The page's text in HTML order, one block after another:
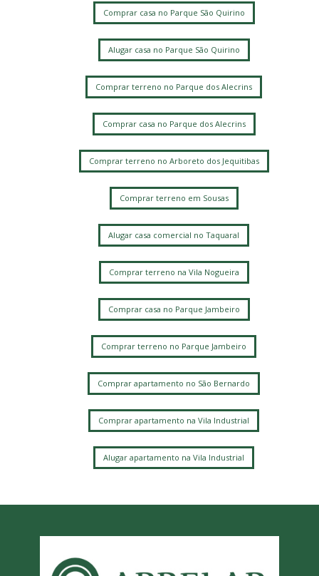
Comprar casa no Parque São Quirino
Alugar casa no Parque São Quirino
Comprar terreno no Parque dos Alecrins
Comprar casa no Parque dos Alecrins
Comprar terreno no Arboreto dos Jequitibas
Comprar terreno em Sousas
Alugar casa comercial no Taquaral
Comprar terreno na Vila Nogueira
Comprar casa no Parque Jambeiro
Comprar terreno no Parque Jambeiro
Comprar apartamento no São Bernardo
Comprar apartamento na Vila Industrial
Alugar apartamento na Vila Industrial